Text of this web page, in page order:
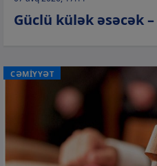
Güclü külək əsəcək –
CƏMİYYƏT